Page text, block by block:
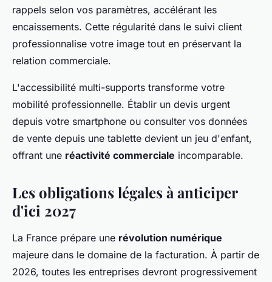
rappels selon vos paramètres, accélérant les
encaissements. Cette régularité dans le suivi client
professionnalise votre image tout en préservant la
relation commerciale.
L'accessibilité multi-supports transforme votre
mobilité professionnelle. Établir un devis urgent
depuis votre smartphone ou consulter vos données
de vente depuis une tablette devient un jeu d'enfant,
offrant une réactivité commerciale incomparable.
Les obligations légales à anticiper
d'ici 2027
La France prépare une révolution numérique
majeure dans le domaine de la facturation. À partir de
2026, toutes les entreprises devront progressivement